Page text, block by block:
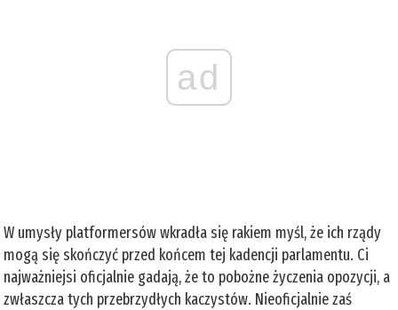
ad
W umysły platformersów wkradła się rakiem myśl, że ich rządy
mogą się skończyć przed końcem tej kadencji parlamentu. Ci
najważniejsi oficjalnie gadają, że to pobożne życzenia opozycji, a
zwłaszcza tych przebrzydłych kaczystów. Nieoficjalnie zaś